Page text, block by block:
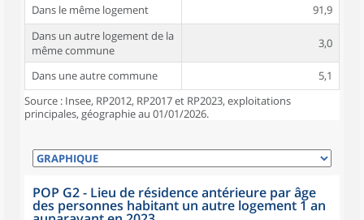
Dans le même logement
91,9
Dans un autre logement de la
même commune
3,0
Dans une autre commune
5,1
Source : Insee, RP2012, RP2017 et RP2023, exploitations
principales, géographie au 01/01/2026.
POP G2 - Lieu de résidence antérieure par âge
des personnes habitant un autre logement 1 an